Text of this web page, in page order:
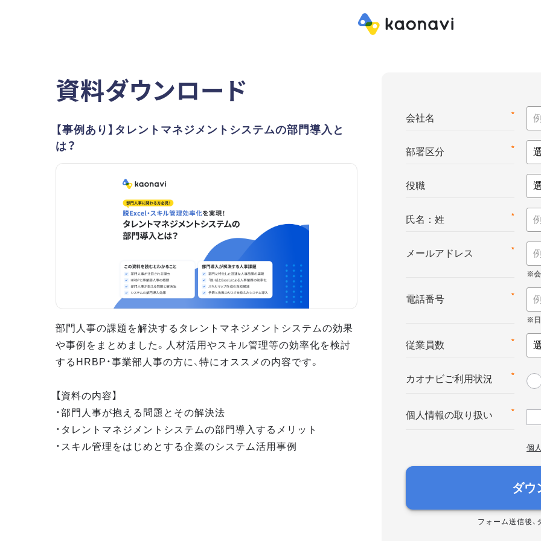
資料ダウンロード
【事例あり】タレントマネジメントシステムの部門導入と
は？
部門人事の課題を解決するタレントマネジメントシステムの効果
や事例をまとめました。人材活用やスキル管理等の効率化を検討
するHRBP・事業部人事の方に、特にオススメの内容です。
【資料の内容】
・部門人事が抱える問題とその解決法
・タレントマネジメントシステムの部門導入するメリット
・スキル管理をはじめとする企業のシステム活用事例
*
会社名
*
部署区分
役職
*
氏名：姓
*
メールアドレス
*
電話番号
*
従業員数
*
カオナビご利用状況
*
個人情報の取り扱い
個
ダウ
フォーム送信後